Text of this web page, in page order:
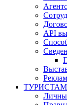
API
ТУРИСТАМ